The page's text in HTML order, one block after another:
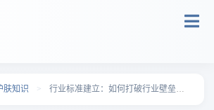
肤知识 > 行业标准建立：如何打破行业壁垒引领变革